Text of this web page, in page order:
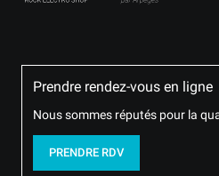
Prendre rendez-vous en ligne
Nous sommes réputés pour la
PRENDRE RDV